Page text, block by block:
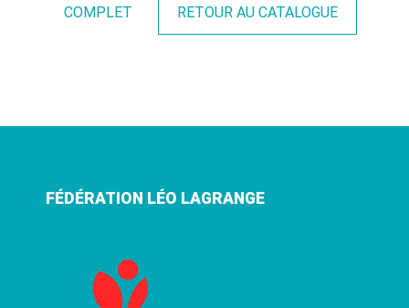
COMPLET RETOUR AU CATALOGUE
FÉDÉRATION LÉO LAGRANGE